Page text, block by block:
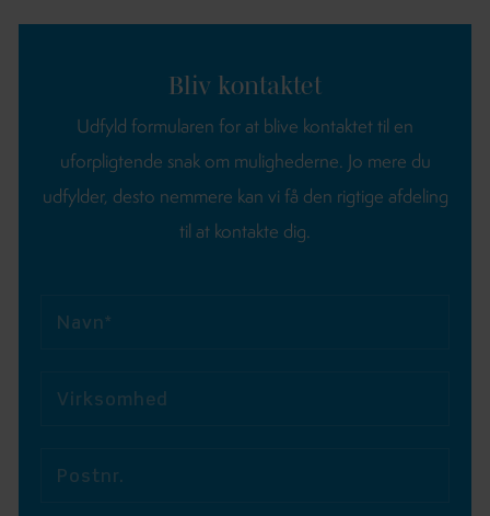
Bliv kontaktet
Udfyld formularen for at blive kontaktet til en
uforpligtende snak om mulighederne. Jo mere du
udfylder, desto nemmere kan vi få den rigtige afdeling
til at kontakte dig.
Navn*
Virksomhed
Postnr.